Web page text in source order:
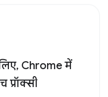
Chrome में
प्रॉक्सी